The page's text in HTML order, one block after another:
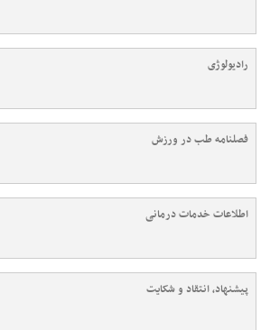
رادیولوژی
فصلنامه طب در ورزش
اطلاعات خدمات درمانی
پیشنهاد، انتقاد و شکایت